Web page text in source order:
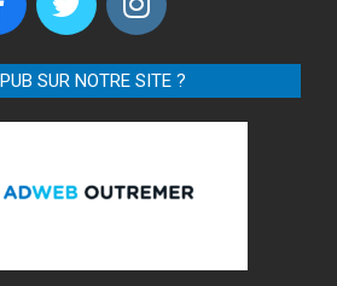
SUR NOTRE SITE ?